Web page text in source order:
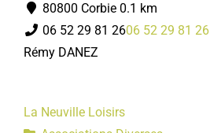
80800 Corbie 0.1 km
06 52 29 81 2606 52 29 81 26
Rémy DANEZ
La Neuville Loisirs